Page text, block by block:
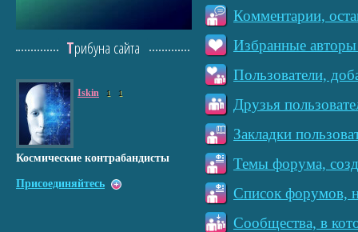
Комментарии,
Избранные авторы
Пользователи,
Друзья
Закладки
Темы форума,
Список форумов,
Сообщества, в
Трибуна сайта
Iskin 1 1
Космические контрабандисты
Присоединяйтесь